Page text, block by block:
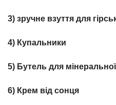
3) зручне взуття для
4) Купальники
5) Бутель для
6) Крем від сонця